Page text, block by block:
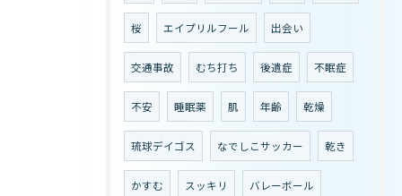
桜 エイプリルフール 出会い
交通事故 むち打ち 後遺症 不眠症
不安 睡眠薬 肌 年齢 乾燥
琉球デイゴス なでしこサッカー 乾き
かすむ スッキリ バレーボール